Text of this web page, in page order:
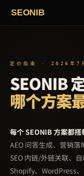
SEONIB
定价指南 · 2026年7
SEONIB
哪个方案
每个 SEONIB 方案都
AEO 问答生成、营销
SEO 内链/外链关联、
Shopify、WordPress